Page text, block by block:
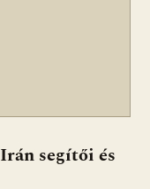
segítői és